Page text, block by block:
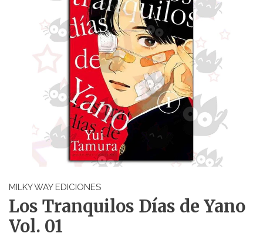
MILKY WAY EDICIONES
Los Tranquilos Días de Yano
Vol. 01